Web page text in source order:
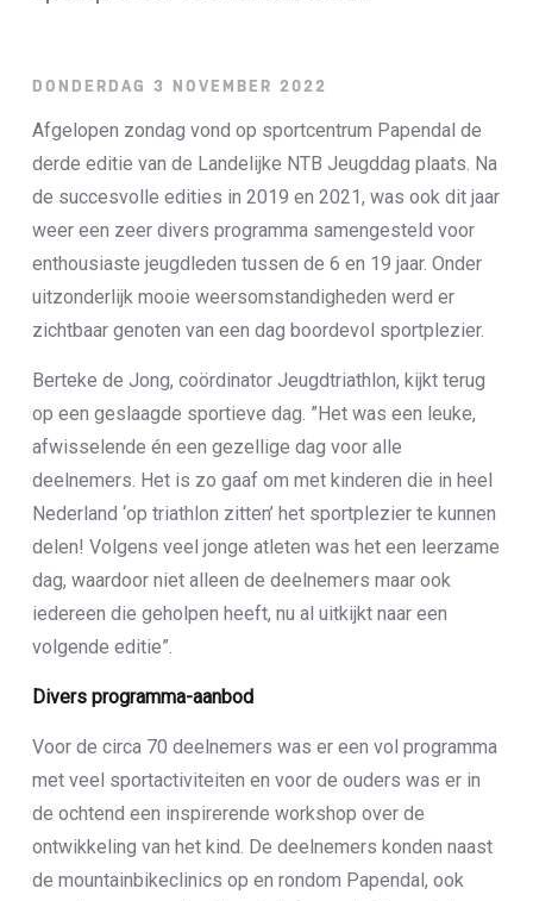
DONDERDAG 3 NOVEMBER 2022
Afgelopen zondag vond op sportcentrum Papendal de
derde editie van de Landelijke NTB Jeugddag plaats. Na
de succesvolle edities in 2019 en 2021, was ook dit jaar
weer een zeer divers programma samengesteld voor
enthousiaste jeugdleden tussen de 6 en 19 jaar. Onder
uitzonderlijk mooie weersomstandigheden werd er
zichtbaar genoten van een dag boordevol sportplezier.
Berteke de Jong, coördinator Jeugdtriathlon, kijkt terug
op een geslaagde sportieve dag. ”Het was een leuke,
afwisselende én een gezellige dag voor alle
deelnemers. Het is zo gaaf om met kinderen die in heel
Nederland ‘op triathlon zitten’ het sportplezier te kunnen
delen! Volgens veel jonge atleten was het een leerzame
dag, waardoor niet alleen de deelnemers maar ook
iedereen die geholpen heeft, nu al uitkijkt naar een
volgende editie”.
Divers programma-aanbod
Voor de circa 70 deelnemers was er een vol programma
met veel sportactiviteiten en voor de ouders was er in
de ochtend een inspirerende workshop over de
ontwikkeling van het kind. De deelnemers konden naast
de mountainbikeclinics op en rondom Papendal, ook